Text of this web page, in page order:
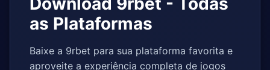
as Plataformas
Baixe a 9rbet para sua plataforma favorita e
aproveite a experiência completa de jogos